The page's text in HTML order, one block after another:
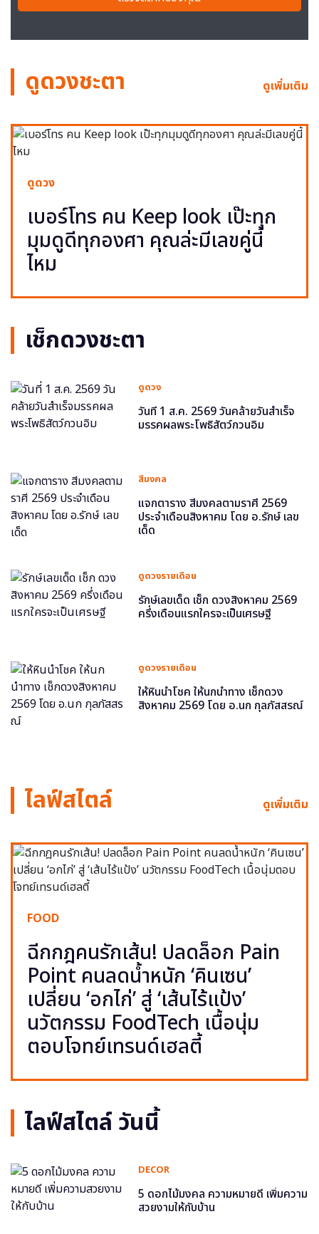
ดูดวงชะตา ดูเพิ่มเติม
ดูดวง
เบอร์โทร คน Keep look เป๊ะทุก
มุมดูดีทุกองศา คุณล่ะมีเลขคู่นี้
ไหม
เช็กดวงชะตา
ดูดวง
วันที่ 1 ส.ค. 2569 วันคล้ายวันสำเร็จ
มรรคผลพระโพธิสัตว์กวนอิม
สีมงคล
แจกตาราง สีมงคลตามราศี 2569
ประจำเดือนสิงหาคม โดย อ.รักษ์ เลข
เด็ด
ดูดวงรายเดือน
รักษ์เลขเด็ด เช็ก ดวงสิงหาคม 2569
ครึ่งเดือนแรกใครจะเป็นเศรษฐี
ดูดวงรายเดือน
ให้หินนำโชค ให้นกนำทาง เช็กดวง
สิงหาคม 2569 โดย อ.นก กุลภัสสรณ์
ไลฟ์สไตล์ ดูเพิ่มเติม
FOOD
ฉีกกฎคนรักเส้น! ปลดล็อก Pain
Point คนลดน้ำหนัก ‘คินเซน’
เปลี่ยน ‘อกไก่’ สู่ ‘เส้นไร้แป้ง’
นวัตกรรม FoodTech เนื้อนุ่ม
ตอบโจทย์เทรนด์เฮลตี้
ไลฟ์สไตล์ วันนี้
DECOR
5 ดอกไม้มงคล ความหมายดี เพิ่มความ
สวยงามให้กับบ้าน